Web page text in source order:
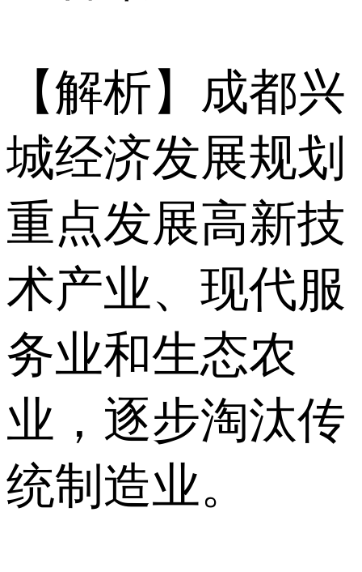
【解析】成都兴
城经济发展规划
重点发展高新技
术产业、现代服
务业和生态农
业，逐步淘汰传
统制造业。